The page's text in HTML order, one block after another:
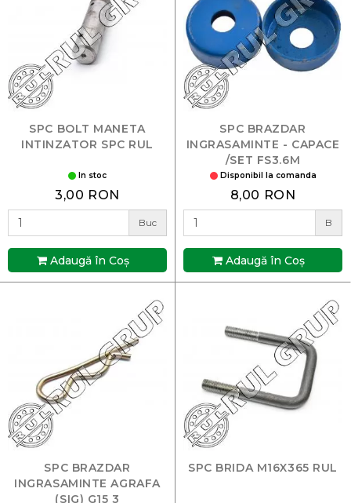
SPC BOLT MANETA
INTINZATOR SPC RUL
In stoc
3,00 RON
Buc
Adaugă în Coş
SPC BRAZDAR
INGRASAMINTE - CAPACE
/SET FS3.6M
Disponibil la comanda
8,00 RON
B
Adaugă în Coş
SPC BRAZDAR
INGRASAMINTE AGRAFA
(SIG) G15 3
SPC BRIDA M16X365 RUL